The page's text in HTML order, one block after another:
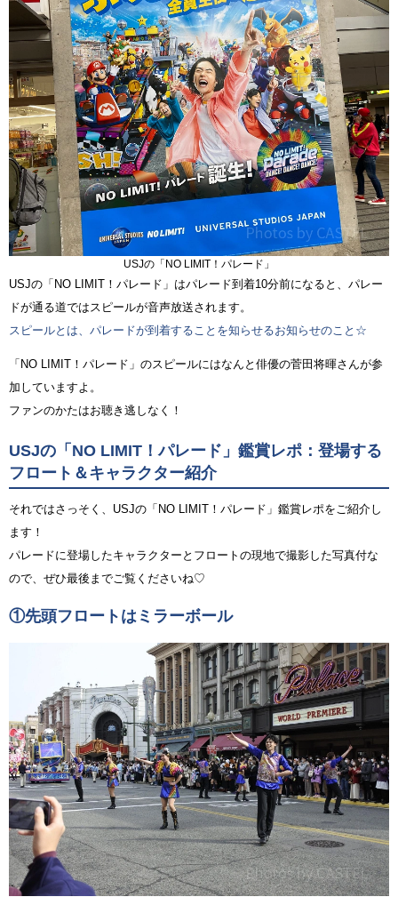
USJの「NO LIMIT！パレード」
USJの「NO LIMIT！パレード」はパレード到着10分前になると、パレー
ドが通る道ではスピールが音声放送されます。
スピールとは、パレードが到着することを知らせるお知らせのこと☆
「NO LIMIT！パレード」のスピールにはなんと俳優の菅田将暉さんが参
加していますよ。
ファンのかたはお聴き逃しなく！
USJの「NO LIMIT！パレード」鑑賞レポ：登場する
フロート＆キャラクター紹介
それではさっそく、USJの「NO LIMIT！パレード」鑑賞レポをご紹介し
ます！
パレードに登場したキャラクターとフロートの現地で撮影した写真付な
ので、ぜひ最後までご覧くださいね♡
①先頭フロートはミラーボール